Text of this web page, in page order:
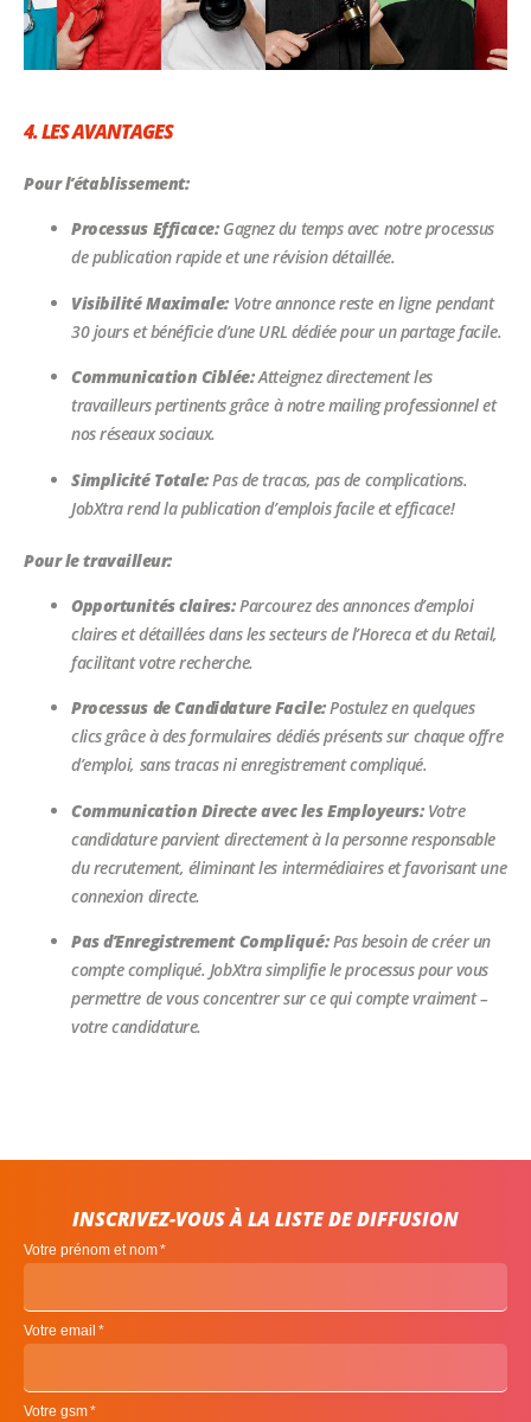
4. LES AVANTAGES
Pour l’établissement:
Processus Efficace:Gagnez du temps avec notre processus
de publication rapide et une révision détaillée.
Visibilité Maximale: Votre annonce reste en ligne pendant
30 jours et bénéficie d’une URL dédiée pour un partage facile.
Communication Ciblée:Atteignez directement les
travailleurs pertinents grâce à notre mailing professionnel et
nos réseaux sociaux.
Simplicité Totale:Pas de tracas, pas de complications.
JobXtra rend la publication d’emplois facile et efficace!
Pour le travailleur:
Opportunités claires:Parcourez des annonces d’emploi
claires et détaillées dans les secteurs de l’Horeca et du Retail,
facilitant votre recherche.
Processus de Candidature Facile:Postulez en quelques
clics grâce à des formulaires dédiés présents sur chaque offre
d’emploi, sans tracas ni enregistrement compliqué.
Communication Directe avec les Employeurs:Votre
candidature parvient directement à la personne responsable
du recrutement, éliminant les intermédiaires et favorisant une
connexion directe.
Pas d’Enregistrement Compliqué:Pas besoin de créer un
compte compliqué. JobXtra simplifie le processus pour vous
permettre de vous concentrer sur ce qui compte vraiment –
votre candidature.
INSCRIVEZ-VOUS À LA LISTE DE DIFFUSION
Votre prénom et nom
Votre email
Votre gsm